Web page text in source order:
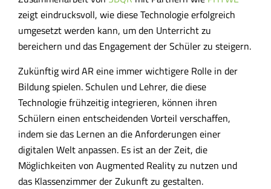
zeigt eindrucksvoll, wie diese Technologie erfolgreich
umgesetzt werden kann, um den Unterricht zu
bereichern und das Engagement der Schüler zu steigern.
Zukünftig wird AR eine immer wichtigere Rolle in der
Bildung spielen. Schulen und Lehrer, die diese
Technologie frühzeitig integrieren, können ihren
Schülern einen entscheidenden Vorteil verschaffen,
indem sie das Lernen an die Anforderungen einer
digitalen Welt anpassen. Es ist an der Zeit, die
Möglichkeiten von Augmented Reality zu nutzen und
das Klassenzimmer der Zukunft zu gestalten.